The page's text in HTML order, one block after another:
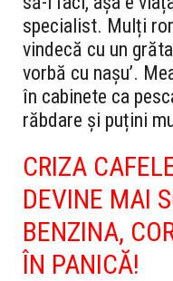
specialist. Mulți
vindecă cu un
vorbă cu nașu’.
în cabinete ca
răbdare și puțini
CRIZA
DEVINE MAI
BENZINA,
ÎN PANICĂ!